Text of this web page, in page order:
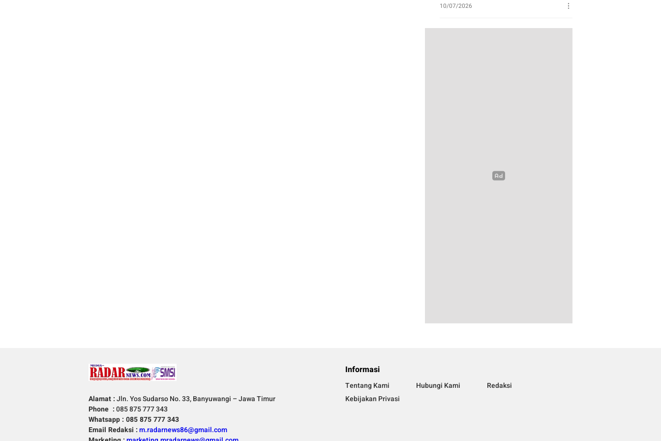
10/07/2026
Alamat :Jln. Yos Sudarso No. 33, Banyuwangi – Jawa Timur
Phone :085 875 777 343
Whatsapp : 085 875 777 343
Email Redaksi :m.radarnews86@gmail.com
Informasi
Tentang Kami Hubungi Kami
Redaksi
Kebijakan Privasi